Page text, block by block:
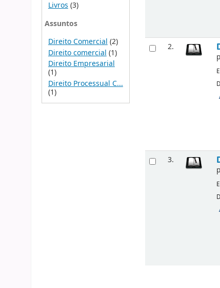
Livros(3)
Assuntos
Direito Comercial (2)
Direito comercial (1)
Direito Empresarial
(1)
Direito Processual C...
(1)
2.
3.